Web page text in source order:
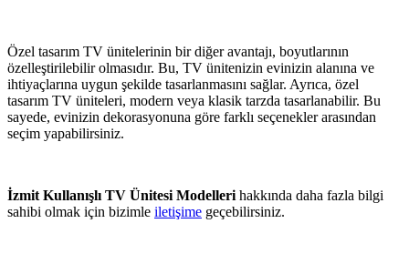
Özel tasarım TV ünitelerinin bir diğer avantajı, boyutlarının
özelleştirilebilir olmasıdır. Bu, TV ünitenizin evinizin alanına ve
ihtiyaçlarına uygun şekilde tasarlanmasını sağlar. Ayrıca, özel
tasarım TV üniteleri, modern veya klasik tarzda tasarlanabilir. Bu
sayede, evinizin dekorasyonuna göre farklı seçenekler arasından
seçim yapabilirsiniz.
İzmit Kullanışlı TV Ünitesi Modelleri hakkında daha fazla bilgi
sahibi olmak için bizimle iletişime geçebilirsiniz.